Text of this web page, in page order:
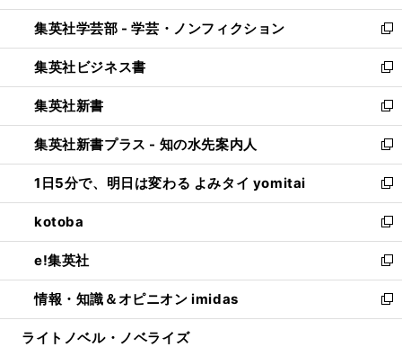
開
く
ウ
で
開
く
ン
ド
ウ
で
開
く
ウ
ィ
ン
ド
ウ
で
開
く
集英社学芸部 - 学芸・ノンフィクション
新
し
い
ウ
ィ
ン
ド
ウ
で
開
く
集英社ビジネス書
新
し
い
ウ
ィ
ン
ド
ウ
で
開
く
集英社新書
新
し
い
ウ
ィ
ン
ド
ウ
で
開
く
集英社新書プラス - 知の水先案内人
新
し
い
ウ
ィ
ン
ド
ウ
で
開
1日5分で、明日は変わる よみタイ yomitai
新
し
い
ウ
ィ
ン
ド
ウ
kotoba
新
し
い
ウ
ィ
ン
e!集英社
新
し
い
ウ
情報・知識＆オピニオン imidas
新
し
ライトノベル・ノベライズ